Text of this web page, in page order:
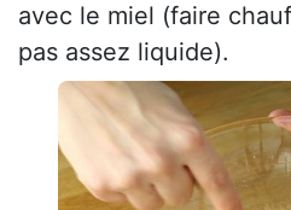
avec le miel (faire
pas assez liquide).